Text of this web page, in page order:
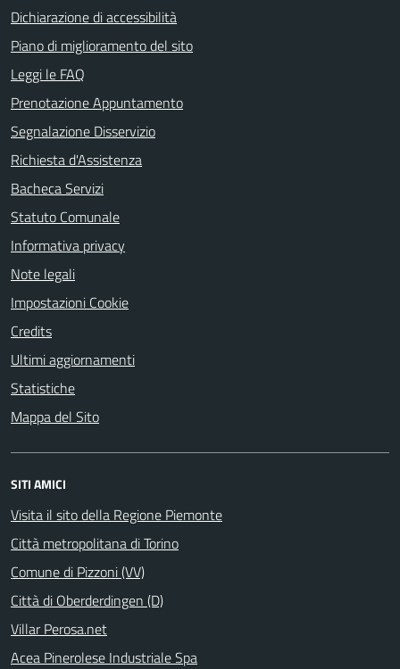
Dichiarazione di accessibilità
Piano di miglioramento del sito
Leggi le FAQ
Prenotazione Appuntamento
Segnalazione Disservizio
Richiesta d'Assistenza
Bacheca Servizi
Statuto Comunale
Informativa privacy
Note legali
Impostazioni Cookie
Credits
Ultimi aggiornamenti
Statistiche
Mappa del Sito
SITI AMICI
Visita il sito della Regione Piemonte
Città metropolitana di Torino
Comune di Pizzoni (VV)
Città di Oberderdingen (D)
Villar Perosa.net
Acea Pinerolese Industriale Spa